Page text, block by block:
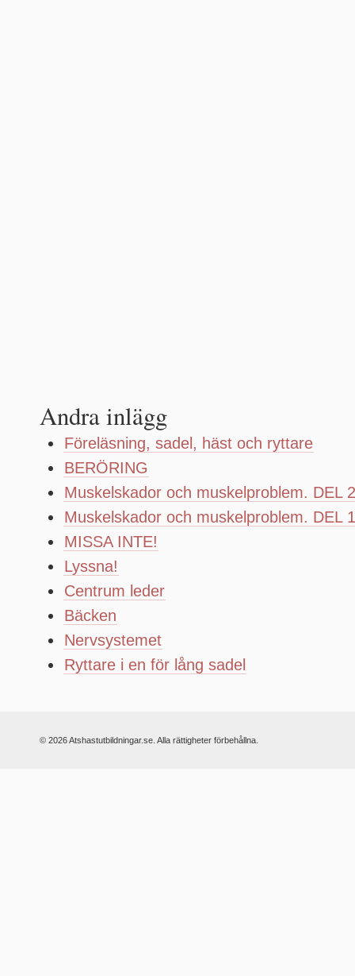
Andra inlägg
Föreläsning, sadel, häst och ryttare
BERÖRING
Muskelskador och muskelproblem. DEL 2
Muskelskador och muskelproblem. DEL 1
MISSA INTE!
Lyssna!
Centrum leder
Bäcken
Nervsystemet
Ryttare i en för lång sadel
© 2026 Atshastutbildningar.se. Alla rättigheter förbehållna.